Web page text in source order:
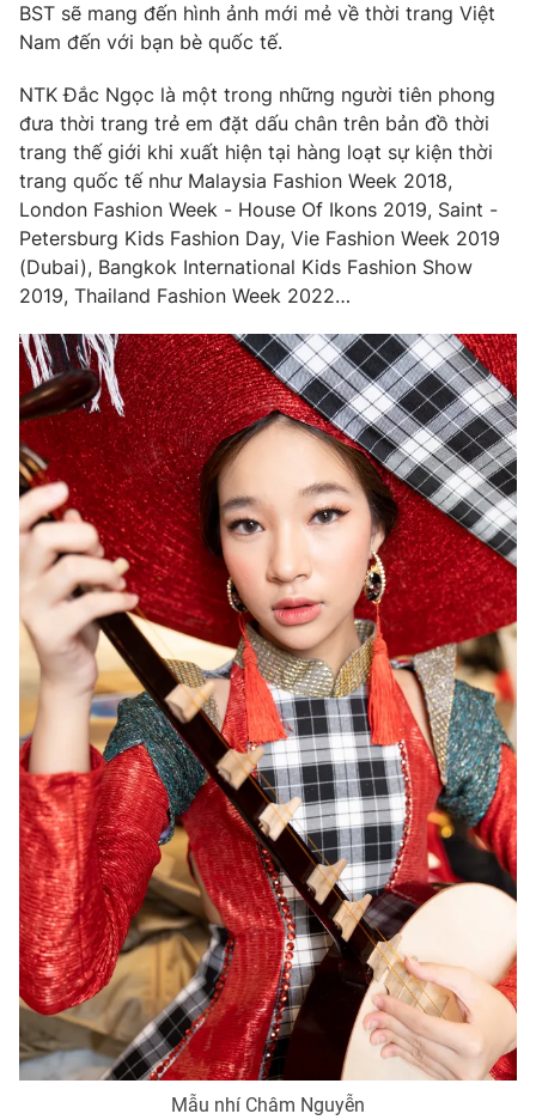
Liên hệ tòa soạn English
THỜI BÁO VTV
Theo dõi báo trên
Cơ quan chủ quản:Đài Truyền hình Việt Nam
Cơ quan báo chí:Thời báo VTV
Giấy phép hoạt động báo in và báo điện tử số 483/GP-BTTTT
cấp ngày 29/12/2023
Tổng Biên tập:Vũ Thanh Thủy
Phó Tổng Biên tập:Nguyễn Thị Mỹ Hạnh, Phạm Quốc Thắng,
Nguyễn Trọng Ninh
Tổng đài VTV:024.38 355 931 - 024.38 355 932
Ðiện thoại Thời báo VTV:024.66 897 897
Email:toasoan@vtv.vn
Liên hệ quảng cáo:024-7300.7108
® Cấm sao chép dưới mọi hình thức nếu không có sự chấp
thuận bằng văn bản. Ghi rõ nguồn VTV.vn khi phát hành lại
thông tin từ website này.
BST sẽ mang đến hình ảnh mới mẻ về thời trang Việt
Nam đến với bạn bè quốc tế.
NTK Đắc Ngọc là một trong những người tiên phong
đưa thời trang trẻ em đặt dấu chân trên bản đồ thời
trang thế giới khi xuất hiện tại hàng loạt sự kiện thời
trang quốc tế như Malaysia Fashion Week 2018,
London Fashion Week - House Of Ikons 2019, Saint -
Petersburg Kids Fashion Day, Vie Fashion Week 2019
(Dubai), Bangkok International Kids Fashion Show
2019, Thailand Fashion Week 2022…
Mẫu nhí Châm Nguyễn